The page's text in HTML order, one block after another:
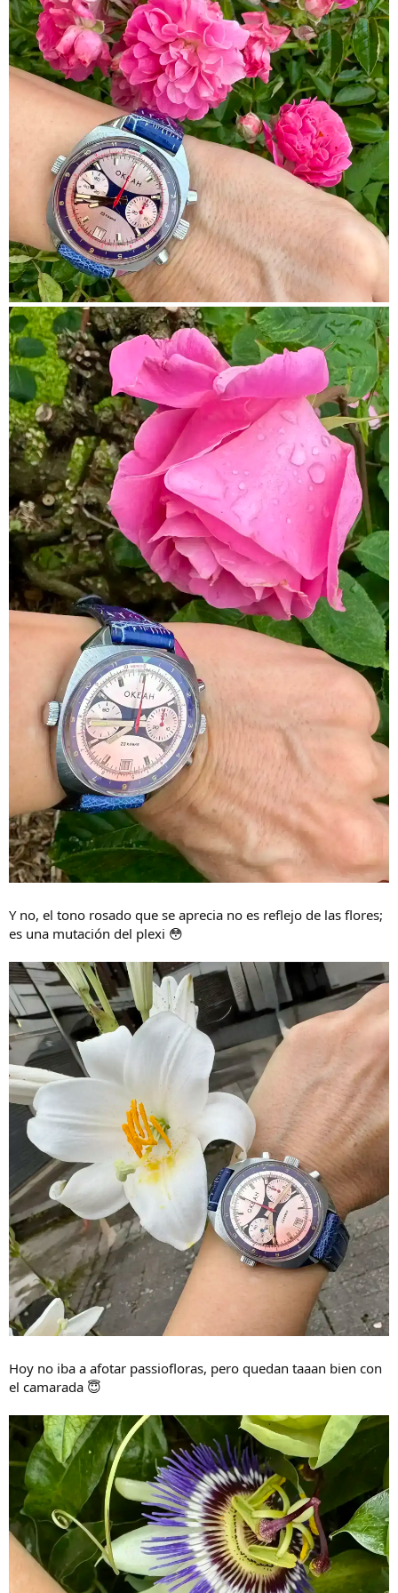
Y no, el tono rosado que se aprecia no es reflejo de las flores;
es una mutación del plexi 😳
Hoy no iba a afotar passiofloras, pero quedan taaan bien con
el camarada 😇